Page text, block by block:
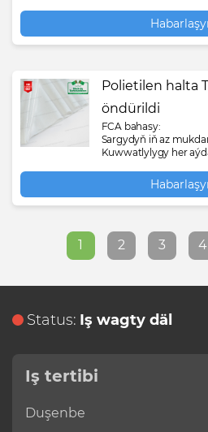
Polietilen halta
öndürildi
FCA bahasy:
Sargydyň iň az
Kuwwatlylygy her
1 2 3 4
Status: Iş wagty däl
Iş tertibi
Duşenbe